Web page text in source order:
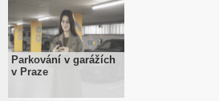
Parkování v garážích
v Praze